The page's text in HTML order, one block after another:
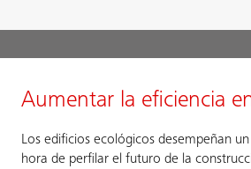
Aumentar la eficiencia
Los edificios ecológicos desempeñan
hora de perfilar el futuro de la